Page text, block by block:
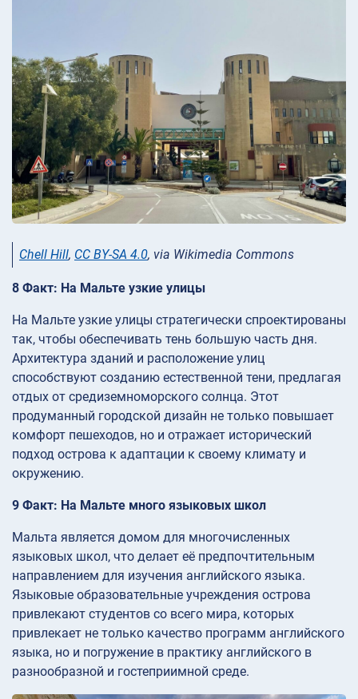
Chell Hill, CC BY-SA 4.0, via Wikimedia Commons
8 Факт: На Мальте узкие улицы
На Мальте узкие улицы стратегически спроектированы
так, чтобы обеспечивать тень большую часть дня.
Архитектура зданий и расположение улиц
способствуют созданию естественной тени, предлагая
отдых от средиземноморского солнца. Этот
продуманный городской дизайн не только повышает
комфорт пешеходов, но и отражает исторический
подход острова к адаптации к своему климату и
окружению.
9 Факт: На Мальте много языковых школ
Мальта является домом для многочисленных
языковых школ, что делает её предпочтительным
направлением для изучения английского языка.
Языковые образовательные учреждения острова
привлекают студентов со всего мира, которых
привлекает не только качество программ английского
языка, но и погружение в практику английского в
разнообразной и гостеприимной среде.